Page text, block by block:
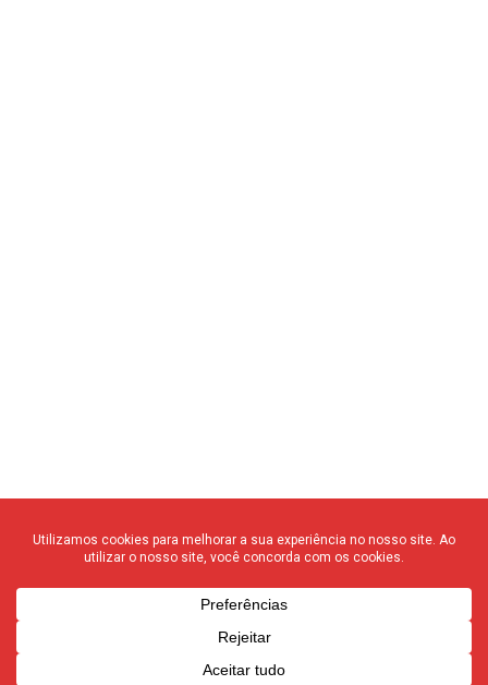
© 2020 F3 Notícias – Todos os direitos reservados
quem somos